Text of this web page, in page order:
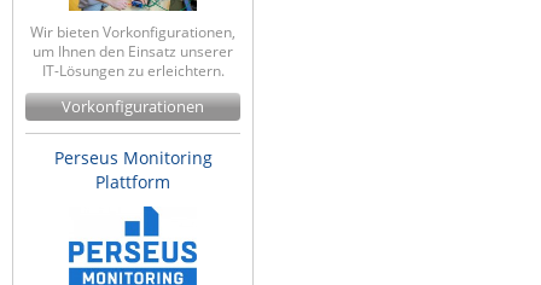
News zu unseren Herstellern
Wir bieten Vorkonfigurationen,
um Ihnen den Einsatz unserer
IT-Lösungen zu erleichtern.
Vorkonfigurationen
Perseus Monitoring
Plattform